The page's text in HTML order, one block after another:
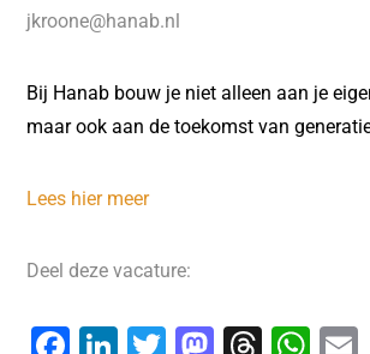
jkroone@hanab.nl
Bij Hanab bouw je niet alleen aan je
maar ook aan de toekomst van
Lees hier meer
Deel deze vacature: